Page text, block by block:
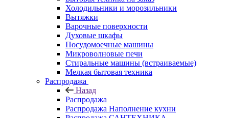
Холодильники и морозильники
Вытяжки
Варочные поверхности
Духовые шкафы
Посудомоечные машины
Микроволновые печи
Стиральные машины (встраиваемые)
Мелкая бытовая техника
Распродажа
Назад
Распродажа
Распродажа Наполнение кухни